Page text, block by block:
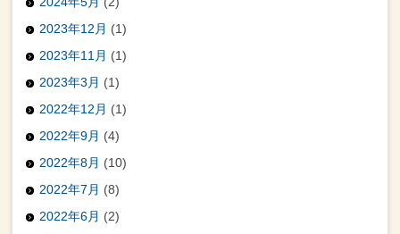
2023年12月 (1)
2023年11月 (1)
2023年3月 (1)
2022年12月 (1)
2022年9月 (4)
2022年8月 (10)
2022年7月 (8)
2022年6月 (2)